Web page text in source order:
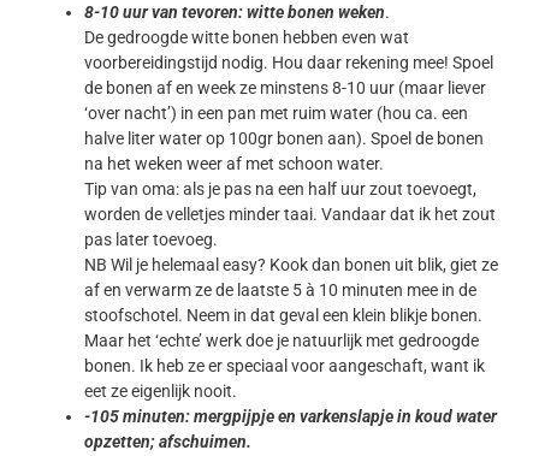
8-10 uur van tevoren: witte bonen weken.
De gedroogde witte bonen hebben even wat
voorbereidingstijd nodig. Hou daar rekening mee! Spoel
de bonen af en week ze minstens 8-10 uur (maar liever
‘over nacht’) in een pan met ruim water (hou ca. een
halve liter water op 100gr bonen aan). Spoel de bonen
na het weken weer af met schoon water.
Tip van oma: als je pas na een half uur zout toevoegt,
worden de velletjes minder taai. Vandaar dat ik het zout
pas later toevoeg.
NB Wil je helemaal easy? Kook dan bonen uit blik, giet ze
af en verwarm ze de laatste 5 à 10 minuten mee in de
stoofschotel. Neem in dat geval een klein blikje bonen.
Maar het ‘echte’ werk doe je natuurlijk met gedroogde
bonen. Ik heb ze er speciaal voor aangeschaft, want ik
eet ze eigenlijk nooit.
-105 minuten: mergpijpje en varkenslapje in koud water
opzetten; afschuimen.